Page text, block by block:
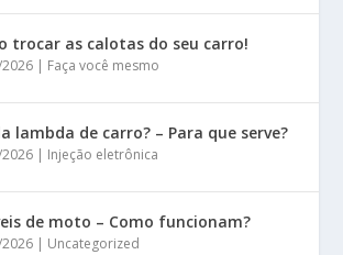
trocar as calotas do seu carro!
| Faça você mesmo
lambda de carro? – Para que serve?
| Injeção eletrônica
de moto – Como funcionam?
| Uncategorized